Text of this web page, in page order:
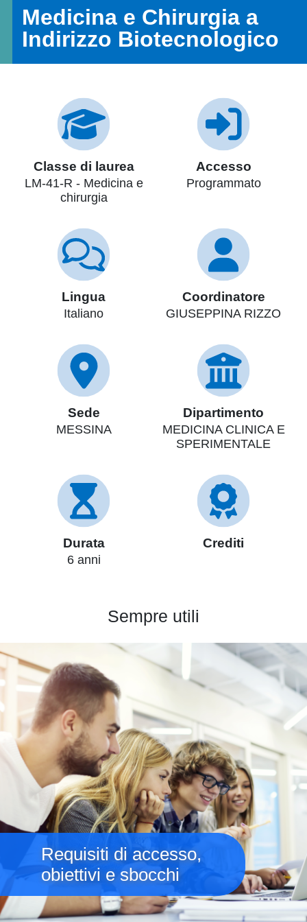
Medicina e Chirurgia a
Indirizzo Biotecnologico
Classe di laurea
LM-41-R - Medicina e
chirurgia
Accesso
Programmato
Lingua
Italiano
Coordinatore
GIUSEPPINA RIZZO
Sede
MESSINA
Dipartimento
MEDICINA CLINICA E
SPERIMENTALE
Durata
6 anni
Crediti
Sempre utili
Immagine
Requisiti di accesso,
obiettivi e sbocchi